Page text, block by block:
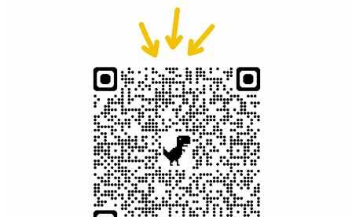
Tiziano Pesce a Radio InBlu2000 traccia il bilancio della stagione